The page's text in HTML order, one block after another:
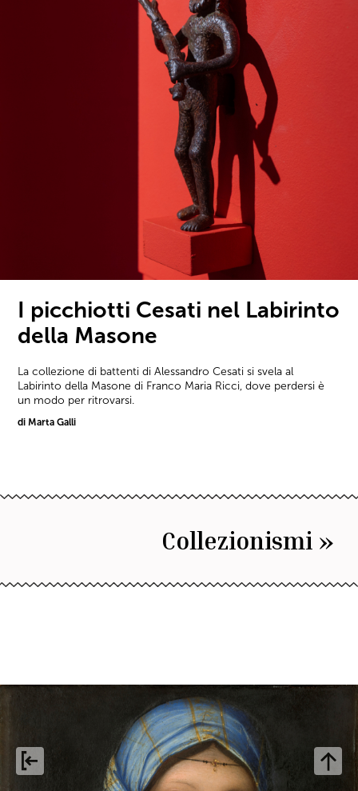
I picchiotti Cesati nel Labirinto
della Masone
La collezione di battenti di Alessandro Cesati si svela al
Labirinto della Masone di Franco Maria Ricci, dove perdersi è
un modo per ritrovarsi.
di Marta Galli
Collezionismi »